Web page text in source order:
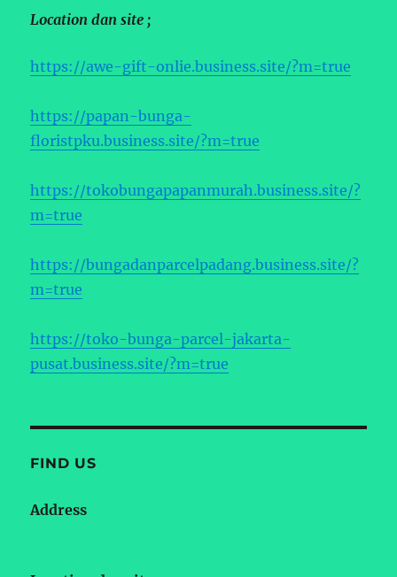
Location dan site ;
https://awe-gift-onlie.business.site/?m=true
https://papan-bunga-
floristpku.business.site/?m=true
https://tokobungapapanmurah.business.site/?
m=true
https://bungadanparcelpadang.business.site/?
m=true
https://toko-bunga-parcel-jakarta-
pusat.business.site/?m=true
FIND US
Address